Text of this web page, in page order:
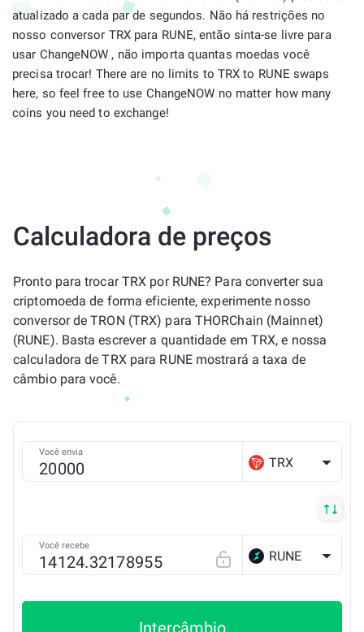
atualizado a cada par de segundos. Não há restrições no
nosso conversor TRX para RUNE, então sinta-se livre para
usar ChangeNOW , não importa quantas moedas você
precisa trocar! There are no limits to TRX to RUNE swaps
here, so feel free to use ChangeNOW no matter how many
coins you need to exchange!
Calculadora de preços
Pronto para trocar TRX por RUNE? Para converter sua
criptomoeda de forma eficiente, experimente nosso
conversor de TRON (TRX) para THORChain (Mainnet)
(RUNE). Basta escrever a quantidade em TRX, e nossa
calculadora de TRX para RUNE mostrará a taxa de
câmbio para você.
Você envia
TRX
Você recebe
RUNE
Intercâmbio